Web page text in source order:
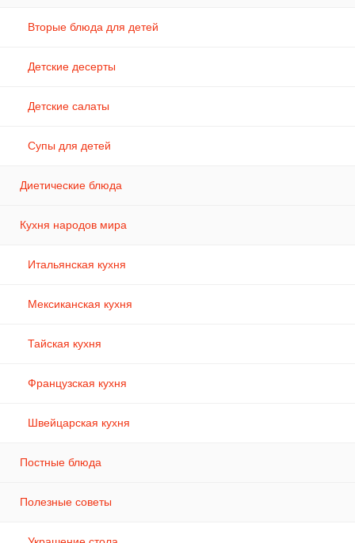
Вторые блюда для детей
Детские десерты
Детские салаты
Супы для детей
Диетические блюда
Кухня народов мира
Итальянская кухня
Мексиканская кухня
Тайская кухня
Французская кухня
Швейцарская кухня
Постные блюда
Полезные советы